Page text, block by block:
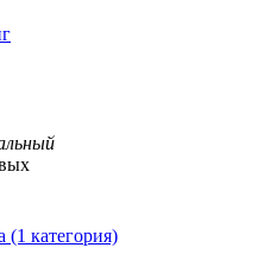
(1 категория)